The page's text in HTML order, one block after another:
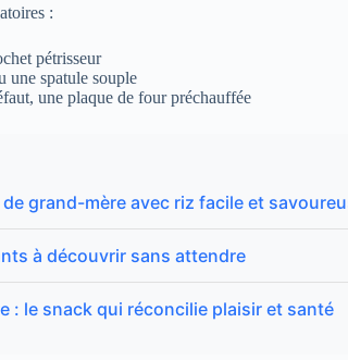
:
pétrisseur
une spatule souple
une plaque de four préchauffée
grand-mère avec riz facile et
à découvrir sans attendre
: le snack qui réconcilie plaisir et santé